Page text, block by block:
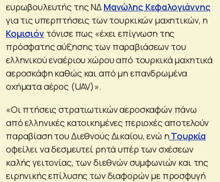
ευρωβουλευτής της ΝΔ Μανώλης Κεφαλογιάννης
για τις υπερπτήσεις των τουρκικών μαχητικών, η
Κομισιόντόνισε πως «έχει επίγνωση της
πρόσφατης αύξησης των παραβιάσεων του
ελληνικού εναέριου χώρου από τουρκικά μαχητικά
αεροσκάφη καθώς και από μη επανδρωμένα
οχήματα αέρος (UAV)».
«Οι πτήσεις στρατιωτικών αεροσκαφών πάνω
από ελληνικές κατοικημένες περιοχές αποτελούν
παραβίαση του Διεθνούς Δικαίου, ενώ ηΤουρκία
οφείλει να δεσμευτεί ρητά υπέρ των σχέσεων
καλής γειτονίας, των διεθνών συμφωνιών και της
ειρηνικής επίλυσης των διαφορών με προσφυγή